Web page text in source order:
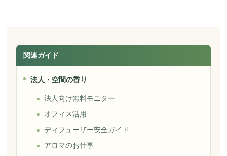
関連ガイド
法人・空間の香り
法人向け無料モニター
オフィス活用
ディフューザー安全ガイド
アロマのお仕事